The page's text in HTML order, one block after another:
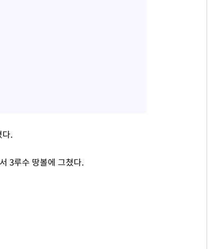
다.
3루수 땅볼에 그쳤다.